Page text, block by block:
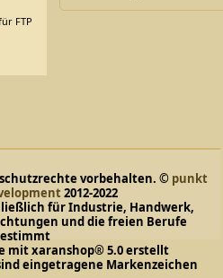
FTP
vorbehalten. © punkt
2012-2022
für Industrie, Handwerk,
und die freien Berufe
mit xaranshop® 5.0 erstellt
eingetragene Markenzeichen